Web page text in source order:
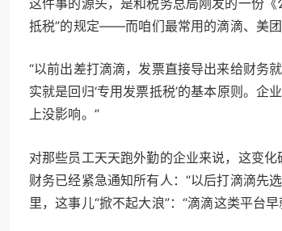
抵税”的规定——而咱们最常用的滴滴、美
“以前出差打滴滴，发票直接导出来给财务
实就是回归‘专用发票抵税’的基本原则。
上没影响。”
对那些员工天天跑外勤的企业来说，这变
财务已经紧急通知所有人：“以后打滴滴先
里，这事儿“掀不起大浪”：“滴滴这类平台